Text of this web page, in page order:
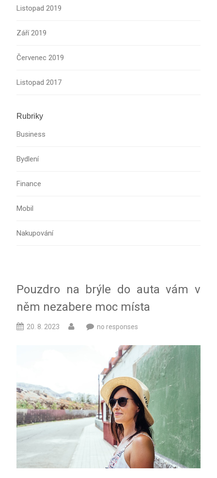
Listopad 2019
Září 2019
Červenec 2019
Listopad 2017
Rubriky
Business
Bydlení
Finance
Mobil
Nakupování
Pouzdro na brýle do auta vám v
něm nezabere moc místa
20. 8. 2023 no responses